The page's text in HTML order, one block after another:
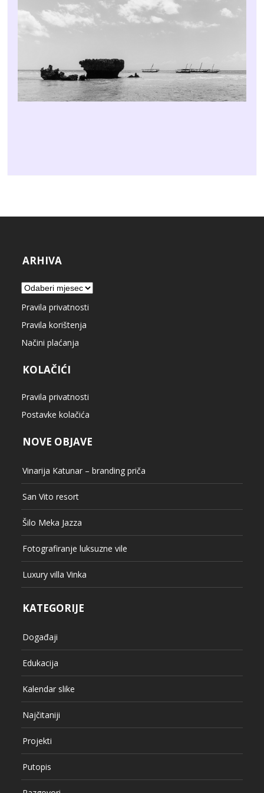
ARHIVA
Arhiva
Pravila privatnosti
Pravila korištenja
Načini plaćanja
KOLAČIĆI
Pravila privatnosti
Postavke kolačića
NOVE OBJAVE
Vinarija Katunar – branding priča
San Vito resort
Šilo Meka Jazza
Fotografiranje luksuzne vile
Luxury villa Vinka
KATEGORIJE
Događaji
Edukacija
Kalendar slike
Najčitaniji
Projekti
Putopis